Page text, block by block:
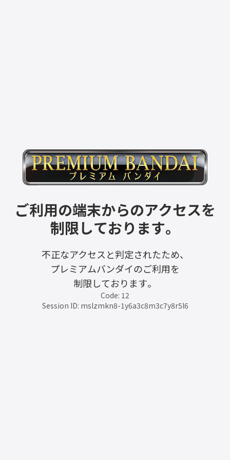
ご利用の端末からのアクセスを
制限しております。
不正なアクセスと判定されたため、
プレミアムバンダイのご利用を
制限しております。
Code: 12
Session ID: mslzmkn8-1y6a3c8m3c7y8r5l6